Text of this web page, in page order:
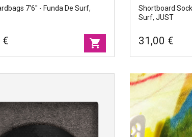
7'6'' - Funda de surf,
7'6'' - Funda De Surf,
€ shopping_cart
Shortboard
surf, JUST
Shortboard
Surf, JUST
31,00 €